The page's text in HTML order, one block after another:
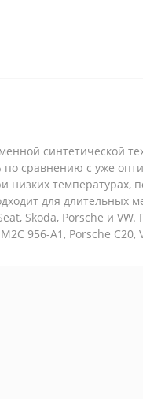
синтетической
по сравнению с уже
низких температурах,
для длительных
Skoda, Porsche и VW.
956-A1, Porsche C20,